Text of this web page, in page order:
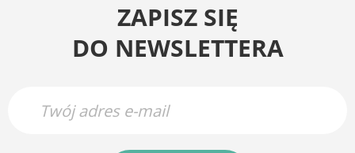
ZAPISZ SIĘ
DO NEWSLETTERA